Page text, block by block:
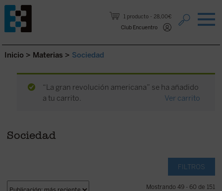
1 producto
28,00€
Club Encuentro
Saltar al contenido.
Inicio > Materias > Sociedad
“La gran revolución americana” se ha añadido
a tu carrito.
Ver carrito
Sociedad
FILTROS
Mostrando 49 - 60 de 151